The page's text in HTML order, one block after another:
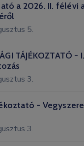
a 2026. II. félévi
5.
TÁJÉKOZTATÓ -
3.
-
3.